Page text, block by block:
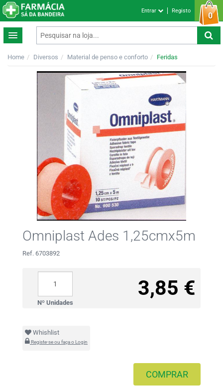
0
Entrar Registo
Home Diversos Material de penso e conforto Feridas
Omniplast Ades 1,25cmx5m
Ref. 6703892
3,85 €
Nº Unidades
Whishlist
Registe-se ou faça o Login
COMPRAR